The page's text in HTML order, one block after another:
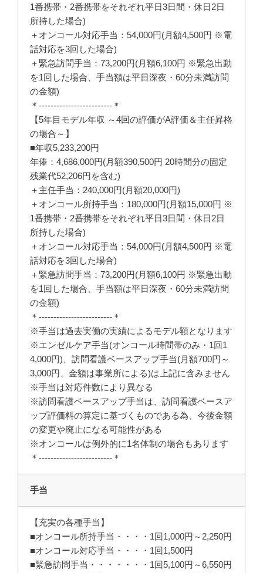
1番携帯・2番携帯をそれぞれ平日3日間・休日2日
所持した場合)
＋オンコール対応手当：54,000円(月額4,500円 ※電
話対応を3回した場合)
＋緊急訪問手当：73,200円(月額6,100円 ※緊急出動
を1回した場合、手当額は平日深夜・60分未満訪問
の金額)
＊-------------------------＊
【5年目モデル年収 ～4回の評価がA評価＆主任昇格
の場合～】
■年収5,233,200円
年俸：4,686,000円(月額390,500円 20時間分の固定
残業代52,206円を含む)
＋主任手当：240,000円(月額20,000円)
＋オンコール所持手当：180,000円(月額15,000円 ※
1番携帯・2番携帯をそれぞれ平日3日間・休日2日
所持した場合)
＋オンコール対応手当：54,000円(月額4,500円 ※電
話対応を3回した場合)
＋緊急訪問手当：73,200円(月額6,100円 ※緊急出動
を1回した場合、手当額は平日深夜・60分未満訪問
の金額)
＊-------------------------＊
※手当は過去実働の実績によるモデル額となります
※エンゼルケア手当(オンコール時間帯のみ・1回1
4,000円)、訪問看護ベースアップ手当(月額700円～
3,000円、金額は事業所による)は上記に含みません
※手当は対応件数により異なる
※訪問看護ベースアップ手当は、訪問看護ベースア
ップ評価料の算定に基づくものである為、今後金額
の変更や廃止になる可能性がある
※オンコールは例外的に1名体制の場合もあります
＊-------------------------＊
手当
【充実の各種手当】
■オンコール所持手当・・・・1回1,000円～2,250円
■オンコール対応手当・・・・1回1,500円
■緊急訪問手当・・・・・・・1回5,100円～6,550円